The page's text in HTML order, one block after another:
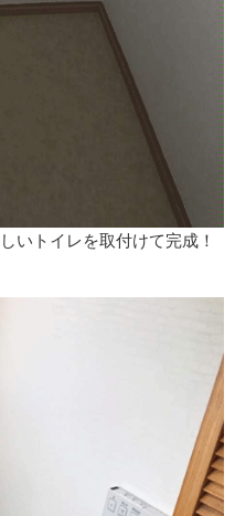
いトイレを取付けて完成！